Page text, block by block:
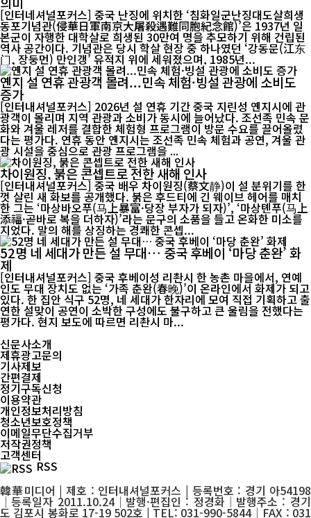
[인터네셔널포커스] 중국 난징에 위치한 ‘침화일군난징대도살희생
동포기념관(侵華日軍南京大屠殺遇難同胞紀念館)’은 1937년 일
본군이 자행한 대학살로 희생된 30만여 명을 추모하기 위해 건립된
역사 공간이다. 기념관은 당시 학살 현장 중 하나였던 ‘강동문(江东
门, 장둥먼) 만인갱’ 유적지 위에 세워졌으며, 1985년...
옌지 설 연휴 관광객 몰려...민속 체험·빙설 관광에 소비도
증가
[인터내셔널포커스] 2026년 설 연휴 기간 중국 지린성 옌지시에 관
광객이 몰리며 지역 관광과 소비가 동시에 늘어났다. 조선족 민속 문
화와 겨울 레저를 결합한 체험형 프로그램이 방문 수요를 끌어올렸
다는 평가다. 연휴 동안 옌지시는 조선족 민속 체험과 공연, 겨울 관
광 시설을 중심으로 관광 프로그램을 ...
차이원징, 붉은 콘셉트로 전한 새해 인사
[인터내셔널포커스] 중국 배우 차이원징(蔡文静)이 설 분위기를 한
껏 살린 새 화보를 공개했다. 붉은 후드티에 긴 웨이브 헤어를 매치
한 그는 ‘마상바오푸(马上暴富·당장 부자가 되자)’, ‘마상톈푸(马上
添福·곧바로 복을 더하자)’라는 문구의 소품을 들고 온화한 미소를
지었다. 말의 해를 상징하는 경쾌한 콘셉...
52명 네 세대가 만든 설 무대… 중국 후베이 ‘마당 춘완’ 화
제
[인터내셔널포커스] 중국 후베이성 리촨시 한 농촌 마을에서, 연예
인도 무대 장치도 없는 ‘가족 춘완(春晚)’이 온라인에서 화제가 되고
있다. 한 집안 식구 52명, 네 세대가 한자리에 모여 직접 기획하고 출
연한 설맞이 공연이 소박한 구성에도 불구하고 큰 울림을 전했다는
평가다. 현지 보도에 따르면 리촨시 마...
신문사소개
제휴광고문의
기사제보
간편결제
정기구독신청
이용약관
개인정보처리방침
청소년보호정책
이메일무단수집거부
저작권정책
고객센터
RSS
韓華미디어 | 제호 : 인터내셔널포커스 | 등록번호 : 경기 아54198
│등록일자 2011.10.24│발행·편집인 : 정경화│발행주소 : 경기
도 김포시 봉화로 17-19 502호 | TEL: 031-990-5844│FAX : 031